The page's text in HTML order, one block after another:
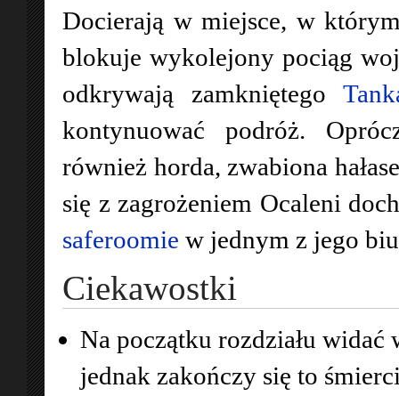
Docierają w miejsce, w
blokuje wykolejony pociąg
odkrywają zamkniętego
kontynuować podróż.
również horda, zwabiona
się z zagrożeniem Ocaleni
saferoomie w jednym z jego
Ciekawostki
Na początku rozdziału
jednak zakończy się to